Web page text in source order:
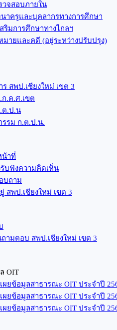
วจสอบภายใน
าครูและบุคลากรทางการศึกษา
ริมการศึกษาทางไกลฯ
มายและคดี (อยู่ระหว่างปรับปรุง)
สพป.เชียงใหม่ เขต 3
ก.ค.ศ.เขต
ต.ป.น
รรม ก.ต.ป.น.
น้าที่
รับฟังความคิดเห็น
บถาม
สพป.เชียงใหม่ เขต 3
ถามตอบ สพป.เชียงใหม่ เขต 3
OIT
ผยข้อมูลสาธารณะ OIT ประจำปี
ผยข้อมูลสาธารณะ OIT ประจำปี
ผยข้อมูลสาธารณะ OIT ประจำปี